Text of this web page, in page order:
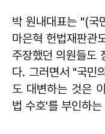
박 원내대표는 "(국
마은혁 헌법재판관
주장했던 의원들도
다. 그러면서 "국민
도 대변하는 것은
법 수호'를 부인하